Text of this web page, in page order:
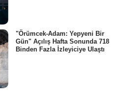
"Örümcek-Adam: Yepyeni Bir
Gün" Açılış Hafta Sonunda 718
Binden Fazla İzleyiciye Ulaştı